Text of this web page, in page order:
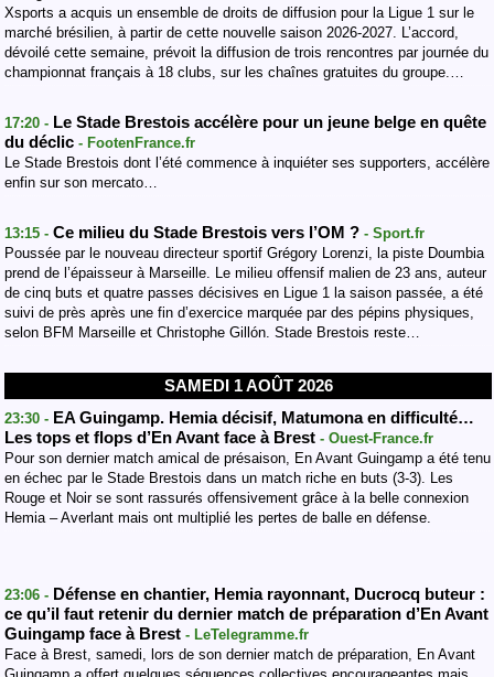
Xsports a acquis un ensemble de droits de diffusion pour la Ligue 1 sur le
marché brésilien, à partir de cette nouvelle saison 2026-2027. L’accord,
dévoilé cette semaine, prévoit la diffusion de trois rencontres par journée du
championnat français à 18 clubs, sur les chaînes gratuites du groupe.…
17:20 - Le Stade Brestois accélère pour un jeune belge en quête
du déclic - FootenFrance.fr
Le Stade Brestois dont l’été commence à inquiéter ses supporters, accélère
enfin sur son mercato…
13:15 - Ce milieu du Stade Brestois vers l’OM ? - Sport.fr
Poussée par le nouveau directeur sportif Grégory Lorenzi, la piste Doumbia
prend de l’épaisseur à Marseille. Le milieu offensif malien de 23 ans, auteur
de cinq buts et quatre passes décisives en Ligue 1 la saison passée, a été
suivi de près après une fin d’exercice marquée par des pépins physiques,
selon BFM Marseille et Christophe Gillón. Stade Brestois reste…
SAMEDI 1 AOÛT 2026
23:30 - EA Guingamp. Hemia décisif, Matumona en difficulté…
Les tops et flops d’En Avant face à Brest - Ouest-France.fr
Pour son dernier match amical de présaison, En Avant Guingamp a été tenu
en échec par le Stade Brestois dans un match riche en buts (3-3). Les
Rouge et Noir se sont rassurés offensivement grâce à la belle connexion
Hemia – Averlant mais ont multiplié les pertes de balle en défense.
23:06 - Défense en chantier, Hemia rayonnant, Ducrocq buteur :
ce qu’il faut retenir du dernier match de préparation d’En Avant
Guingamp face à Brest - LeTelegramme.fr
Face à Brest, samedi, lors de son dernier match de préparation, En Avant